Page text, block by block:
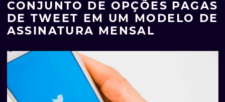
CONJUNTO DE OPÇÕES PAGAS
DE TWEET EM UM MODELO DE
ASSINATURA MENSAL